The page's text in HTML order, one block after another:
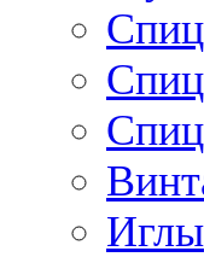
Иглы